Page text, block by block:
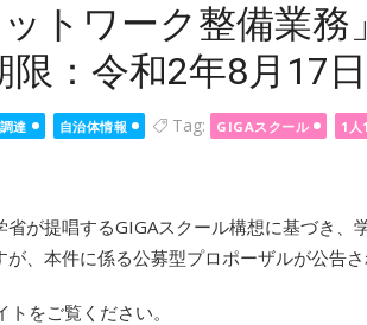
トワーク整備業
限：令和2年8月17
達 自治体情報 Tag: GIGAスクール 1人
が提唱するGIGAスクール構想に基づき
、本件に係る公募型プロポーザルが公告さ
をご覧ください。